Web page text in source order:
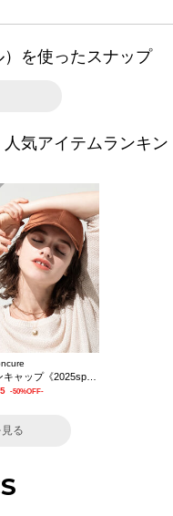
を使ったスナップ
気アイテムランキン
-50%OFF-
る